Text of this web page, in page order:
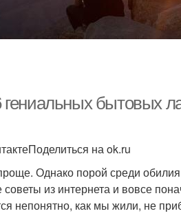
бытовых
на ok.ru
Однако порой среди
из интернета и вовсе
непонятно, как мы жили, не